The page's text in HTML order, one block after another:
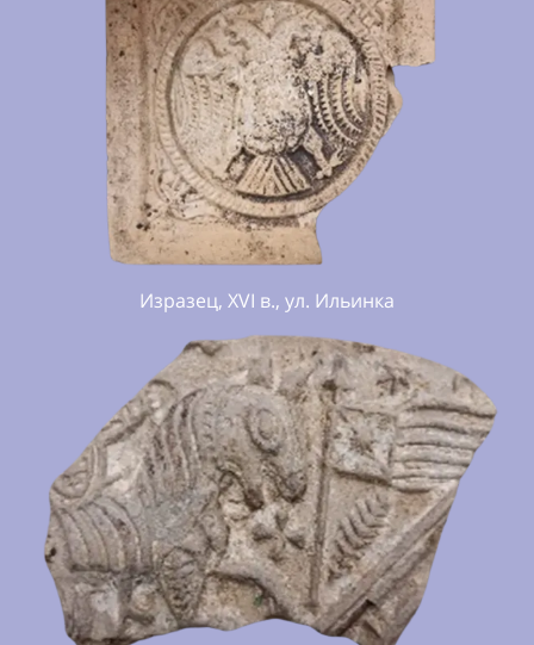
XVI в., ул. Ильинка